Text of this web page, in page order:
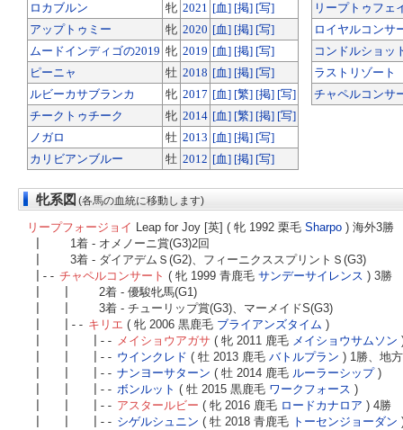
ロカブルン
牝 2021 [血] [掲] [写]
アップトゥミー
牝 2020 [血] [掲] [写]
ムードインディゴの2019 牝 2019 [血] [掲] [写]
ピーニャ
牡 2018 [血] [掲] [写]
ルビーカサブランカ
牝 2017 [血] [繁] [掲] [写]
チークトゥチーク
牝 2014 [血] [繁] [掲] [写]
ノガロ
牡 2013 [血] [掲] [写]
カリビアンブルー
牡 2012 [血] [掲] [写]
リープトゥフェ
ロイヤルコンサ
コンドルショッ
ラストリゾート
チャペルコンサ
牝系図 (各馬の血統に移動します)
リープフォージョイ Leap for Joy [英] ( 牝 1992 栗毛 Sharpo ) 海外3勝
1着 - オメノーニ賞(G3)2回
3着 - ダイアデムＳ(G2)、フィーニクススプリントＳ(G3)
|-- チャペルコンサート ( 牝 1999 青鹿毛 サンデーサイレンス ) 3勝
2着 - 優駿牝馬(G1)
3着 - チューリップ賞(G3)、マーメイドS(G3)
| |-- キリエ ( 牝 2006 黒鹿毛 ブライアンズタイム )
| | |-- メイショウアガサ ( 牝 2011 鹿毛 メイショウサムソン
| | |-- ウインクレド ( 牡 2013 鹿毛 バトルプラン ) 1勝、地
| | |-- ナンヨーサターン ( 牡 2014 鹿毛 ルーラーシップ)
| | |-- ボンルット ( 牡 2015 黒鹿毛 ワークフォース )
| | |-- アスタールビー ( 牝 2016 鹿毛 ロードカナロア ) 4勝
| | |-- シゲルシュニン ( 牡 2018 青鹿毛 トーセンジョーダン